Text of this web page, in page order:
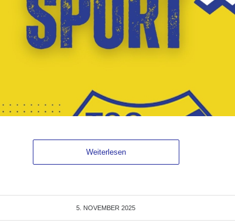
Weiterlesen
5. NOVEMBER 2025